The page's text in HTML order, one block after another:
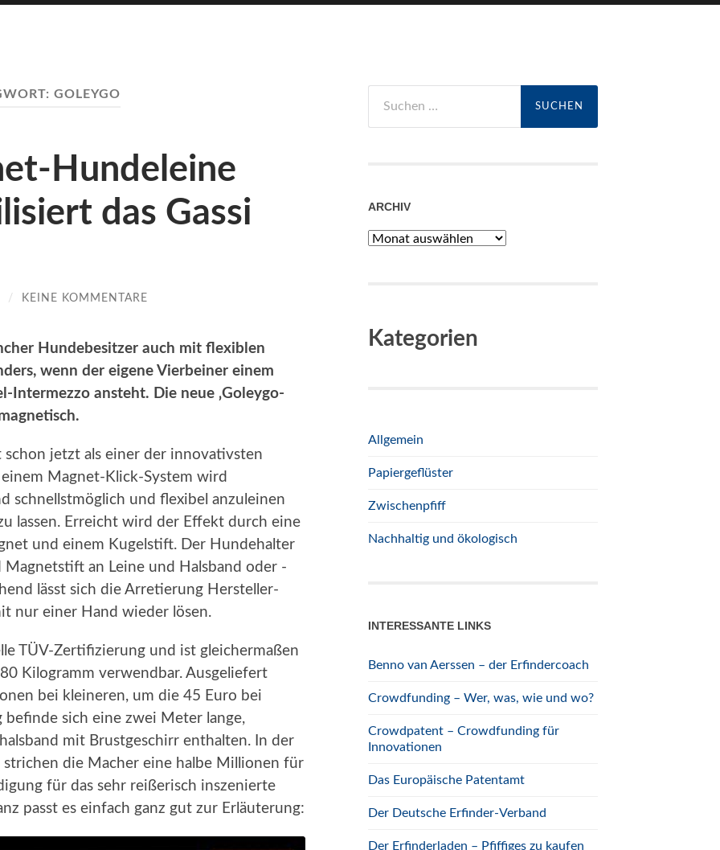
GOLEYGO
Hundeleine
das Gassi
/ KEINE KOMMENTARE
Hundebesitzer auch mit flexiblen
wenn der eigene Vierbeiner einem
Intermezzo ansteht. Die neue ‚Goleygo-
jetzt als einer der innovativsten
Magnet-Klick-System wird
schnellstmöglich und flexibel anzuleinen
lassen. Erreicht wird der Effekt durch eine
und einem Kugelstift. Der Hundehalter
an Leine und Halsband oder -
lässt sich die Arretierung Hersteller-
nur einer Hand wieder lösen.
TÜV-Zertifizierung und ist gleichermaßen
Kilogramm verwendbar. Ausgeliefert
bei kleineren, um die 45 Euro bei
sich eine zwei Meter lange,
mit Brustgeschirr enthalten. In der
strichen die Macher eine halbe Millionen für
für das sehr reißerisch inszenierte
passt es einfach ganz gut zur Erläuterung:
nach:
ARCHIV
Archiv
Kategorien
Allgemein
Papiergeflüster
Zwischenpfiff
Nachhaltig und ökologisch
INTERESSANTE LINKS
Benno van Aerssen – der Erfindercoach
Crowdfunding – Wer, was, wie und wo?
Crowdpatent – Crowdfunding für
Innovationen
Das Europäische Patentamt
Der Deutsche Erfinder-Verband
Der Erfinderladen – Pfiffiges zu kaufen